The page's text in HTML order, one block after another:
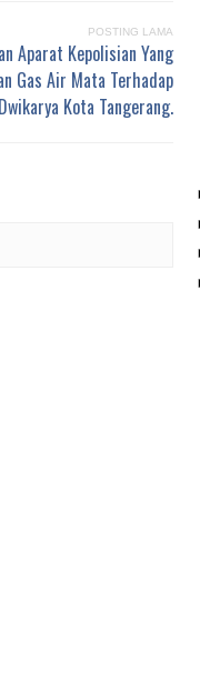
POSTING LAMA
Aparat Kepolisian Yang
Gas Air Mata Terhadap
Kota Tangerang.